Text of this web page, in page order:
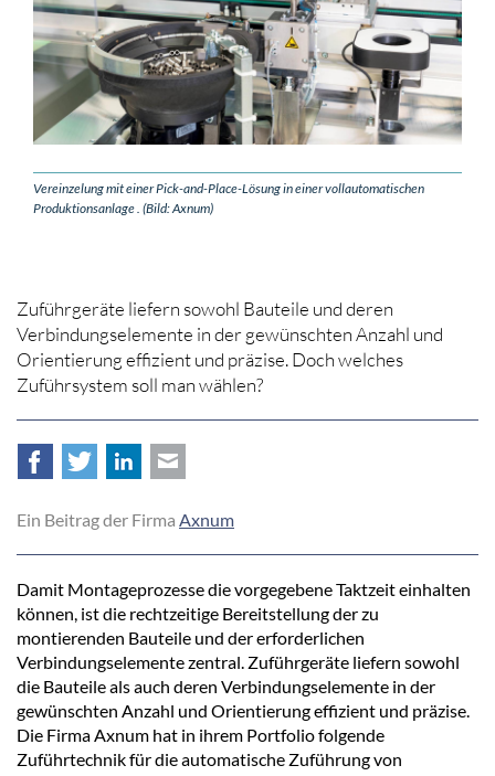
Vereinzelung mit einer Pick-and-Place-Lösung in einer vollautomatischen
Produktionsanlage . (Bild: Axnum)
Zuführgeräte liefern sowohl Bauteile und deren
Verbindungselemente in der gewünschten Anzahl und
Orientierung effizient und präzise. Doch welches
Zuführsystem soll man wählen?
FacebookTwitter LinkedIn
Ein Beitrag der Firma Axnum
Damit Montageprozesse die vorgegebene Taktzeit einhalten
können, ist die rechtzeitige Bereitstellung der zu
montierenden Bauteile und der erforderlichen
Verbindungselemente zentral. Zuführgeräte liefern sowohl
die Bauteile als auch deren Verbindungselemente in der
gewünschten Anzahl und Orientierung effizient und präzise.
Die Firma Axnum hat in ihrem Portfolio folgende
Zuführtechnik für die automatische Zuführung von